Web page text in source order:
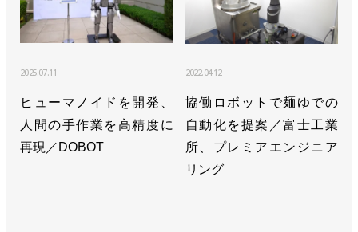
2025.07.11
ヒューマノイドを開発、
人間の手作業を高精度に
再現／DOBOT
2022.04.12
協働ロボットで麺ゆでの
自動化を提案／富士工業
所、プレミアエンジニア
リング